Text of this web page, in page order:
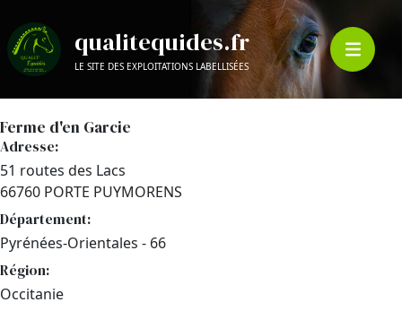
qualitequides.fr
LE SITE DES EXPLOITATIONS LABELLISÉES
Ferme d'en Garcie
Adresse:
51 routes des Lacs
66760 PORTE PUYMORENS
Département:
Pyrénées-Orientales - 66
Région:
Occitanie